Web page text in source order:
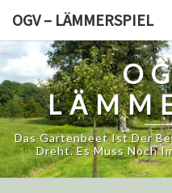
content
OGV – LÄMMERSPIEL
Das Gartenbeet Ist Der
Dreht. Es Muss Noch